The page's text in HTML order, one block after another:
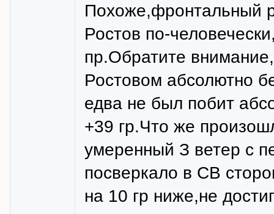
Похоже,фронтальный
Ростов по-
пр.Обратите
Ростовом абсолютно
едва не был побит
+39 гр.Что же
умеренный З ветер с
посверкало в СВ
на 10 гр ниже,не